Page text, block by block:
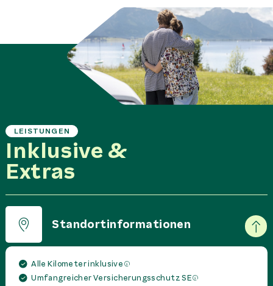
LEISTUNGEN
Inklusive &
Extras
Standortinformationen
Alle Kilometer inklusive
Umfangreicher Versicherungsschutz SE